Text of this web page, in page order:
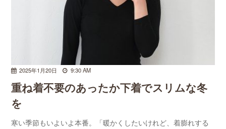
2025年1月20日 9:30 AM
重ね着不要のあったか下着でスリムな冬
を
寒い季節もいよいよ本番。「暖かくしたいけれど、着膨れする